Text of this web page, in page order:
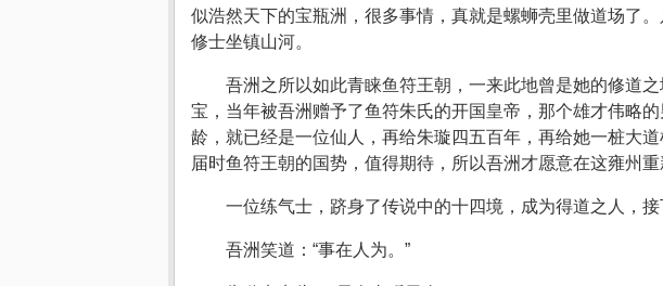
似浩然天下的宝瓶洲，很多事情，真就是螺蛳壳里做道场了
修士坐镇山河。
吾洲之所以如此青睐鱼符王朝，一来此地曾是她的修道
宝，当年被吾洲赠予了鱼符朱氏的开国皇帝，那个雄才伟略
龄，就已经是一位仙人，再给朱璇四五百年，再给她一桩大
届时鱼符王朝的国势，值得期待，所以吾洲才愿意在这雍州重
一位练气士，跻身了传说中的十四境，成为得道之人，
吾洲笑道：“事在人为。”